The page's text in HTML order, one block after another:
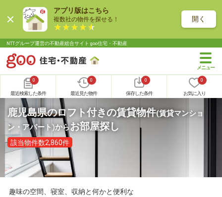
アプリ版はこちら
複数社の物件を探せる！ 開く
NTTグループ運営の不動産総合サイト goo住宅・不動産
0
最近検索した条件
0
最近見た物件
0
保存した条件
0
お気に入り
鹿児島県のロフト付きの賃貸物件(賃貸マンショ
ン・アパート)からお部屋探し
該当物件数2,860件
趣味の空間、寝室、収納と何かと便利な